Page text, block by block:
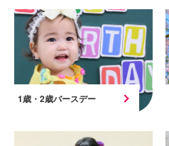
1歳・2歳バースデー